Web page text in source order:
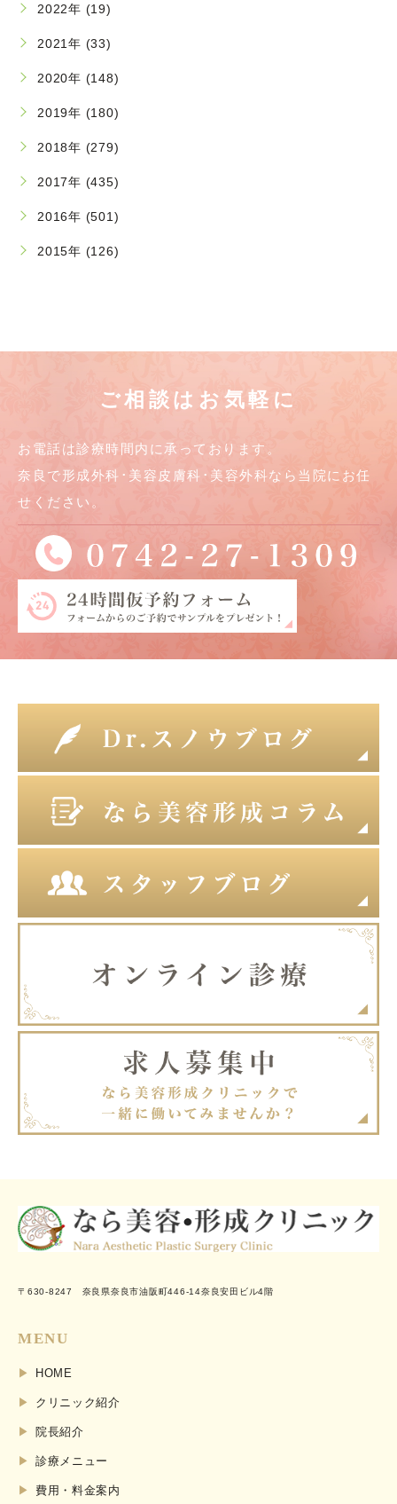
2022年 (19)
2021年 (33)
2020年 (148)
2019年 (180)
2018年 (279)
2017年 (435)
2016年 (501)
2015年 (126)
ご相談はお気軽に
お電話は診療時間内に承っております。
奈良で形成外科･美容皮膚科･美容外科なら当院にお任
せください。
〒630-8247 奈良県奈良市油阪町446-14奈良安田ビル4階
MENU
HOME
クリニック紹介
院長紹介
診療メニュー
費用・料金案内